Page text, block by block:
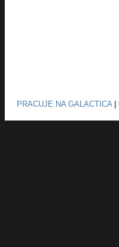
PRACUJE NA GALACTICA|